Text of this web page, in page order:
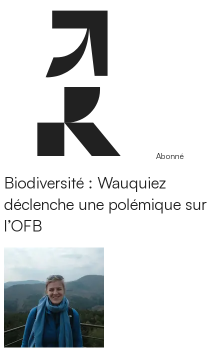
Abonné
Biodiversité : Wauquiez
déclenche une polémique sur
l’OFB